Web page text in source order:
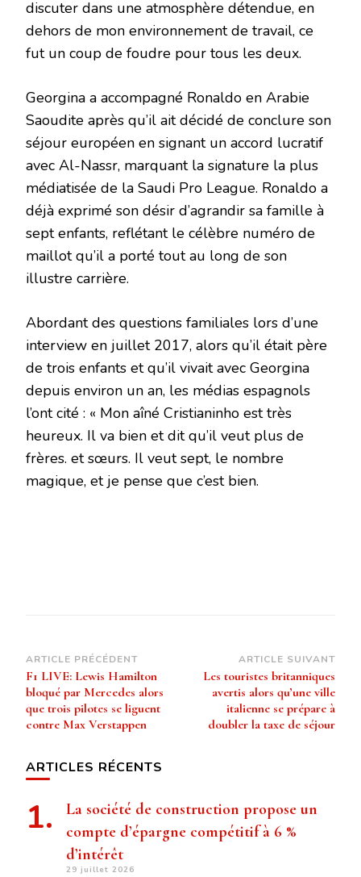
discuter dans une atmosphère détendue, en
dehors de mon environnement de travail, ce
fut un coup de foudre pour tous les deux.
Georgina a accompagné Ronaldo en Arabie
Saoudite après qu’il ait décidé de conclure son
séjour européen en signant un accord lucratif
avec Al-Nassr, marquant la signature la plus
médiatisée de la Saudi Pro League. Ronaldo a
déjà exprimé son désir d’agrandir sa famille à
sept enfants, reflétant le célèbre numéro de
maillot qu’il a porté tout au long de son
illustre carrière.
Abordant des questions familiales lors d’une
interview en juillet 2017, alors qu’il était père
de trois enfants et qu’il vivait avec Georgina
depuis environ un an, les médias espagnols
l’ont cité : « Mon aîné Cristianinho est très
heureux. Il va bien et dit qu’il veut plus de
frères. et sœurs. Il veut sept, le nombre
magique, et je pense que c’est bien.
Navigation
d’article
ARTICLE PRÉCÉDENT
F1 LIVE: Lewis Hamilton
bloqué par Mercedes alors
que trois pilotes se liguent
contre Max Verstappen
ARTICLE SUIVANT
Les touristes britanniques
avertis alors qu’une ville
italienne se prépare à
doubler la taxe de séjour
ARTICLES RÉCENTS
La société de construction propose un
compte d’épargne compétitif à 6 %
d’intérêt
29 juillet 2026